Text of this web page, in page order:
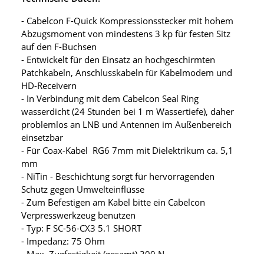
- Cabelcon F-Quick Kompressionsstecker mit hohem
Abzugsmoment von mindestens 3 kp für festen Sitz
auf den F-Buchsen
- Entwickelt für den Einsatz an hochgeschirmten
Patchkabeln, Anschlusskabeln für Kabelmodem und
HD-Receivern
- In Verbindung mit dem Cabelcon Seal Ring
wasserdicht (24 Stunden bei 1 m Wassertiefe), daher
problemlos an LNB und Antennen im Außenbereich
einsetzbar
- Für Coax-Kabel RG6 7mm mit Dielektrikum ca. 5,1
mm
- NiTin - Beschichtung sorgt für hervorragenden
Schutz gegen Umwelteinflüsse
- Zum Befestigen am Kabel bitte ein Cabelcon
Verpresswerkzeug benutzen
- Typ: F SC-56-CX3 5.1 SHORT
- Impedanz: 75 Ohm